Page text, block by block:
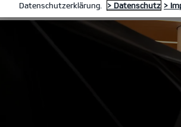
Datenschutzerklärung.
> Datenschutz >